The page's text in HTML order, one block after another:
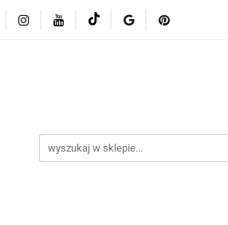
promocje kategorie produktów